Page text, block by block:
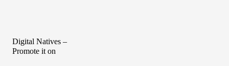
Digital Natives –
Promote it on